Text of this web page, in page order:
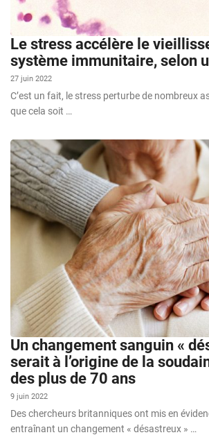
Le stress accélère le
système immunitaire, selon
27 juin 2022
C’est un fait, le stress perturbe de nombreux
que cela soit …
Un changement sanguin «
serait à l’origine de la
des plus de 70 ans
9 juin 2022
Des chercheurs britanniques ont mis en
entraînant un changement « désastreux » …